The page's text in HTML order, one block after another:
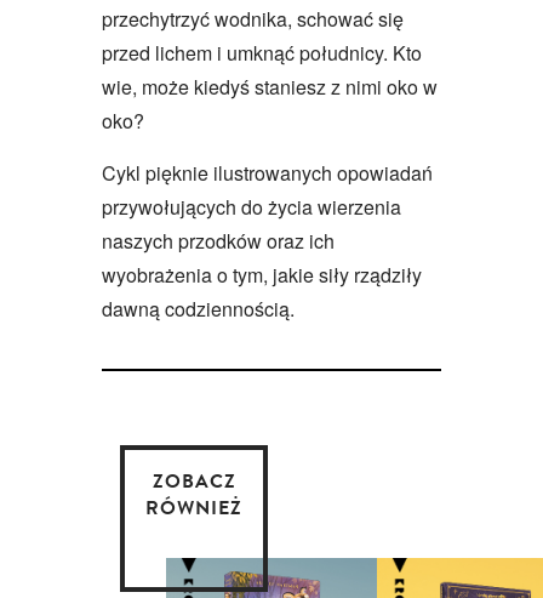
przechytrzyć wodnika, schować się
przed lichem i umknąć południcy. Kto
wie, może kiedyś staniesz z nimi oko w
oko?
Cykl pięknie ilustrowanych opowiadań
przywołujących do życia wierzenia
naszych przodków oraz ich
wyobrażenia o tym, jakie siły rządziły
dawną codziennością.
ZOBACZ
RÓWNIEŻ